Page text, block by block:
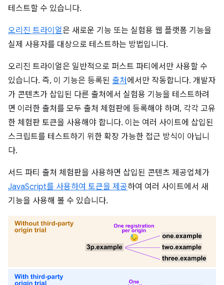
테스트할 수 있습니다.
오리진 트라이얼은 새로운 기능 또는 실험용 웹 플랫폼 기능을
실제 사용자를 대상으로 테스트하는 방법입니다.
오리진 트라이얼은 일반적으로 퍼스트 파티에서만 사용할 수
있습니다. 즉, 이 기능은 등록된 출처 에서만 작동합니다. 개발자
가 콘텐츠가 삽입된 다른 출처에서 실험용 기능을 테스트하려
면 이러한 출처를 모두 출처 체험판에 등록해야 하며, 각각 고유
한 체험판 토큰을 사용해야 합니다. 이는 여러 사이트에 삽입된
스크립트를 테스트하기 위한 확장 가능한 접근 방식이 아닙니
다.
서드 파티 출처 체험판을 사용하면 삽입된 콘텐츠 제공업체가
JavaScript를 사용하여 토큰을 제공하여 여러 사이트에서 새
기능을 사용해 볼 수 있습니다.